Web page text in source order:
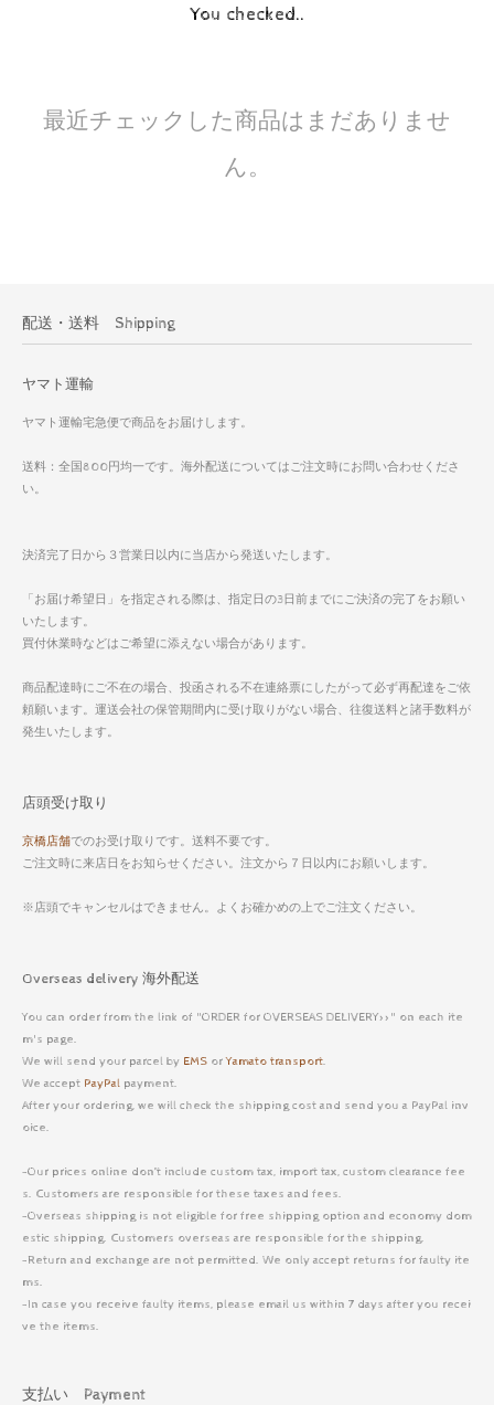
You checked..
最近チェックした商品はまだありませ
ん。
配送・送料 Shipping
ヤマト運輸
ヤマト運輸宅急便で商品をお届けします。
送料：全国800円均一です。海外配送についてはご注文時にお問い合わせくださ
い。
決済完了日から３営業日以内に当店から発送いたします。
「お届け希望日」を指定される際は、指定日の3日前までにご決済の完了をお願い
いたします。
買付休業時などはご希望に添えない場合があります。
商品配達時にご不在の場合、投函される不在連絡票にしたがって必ず再配達をご依
頼願います。運送会社の保管期間内に受け取りがない場合、往復送料と諸手数料が
発生いたします。
店頭受け取り
京橋店舗でのお受け取りです。送料不要です。
ご注文時に来店日をお知らせください。注文から７日以内にお願いします。
※店頭でキャンセルはできません。よくお確かめの上でご注文ください。
Overseas delivery 海外配送
You can order from the link of "ORDER for OVERSEAS DELIVERY>>" on each ite
m's page.
We will send your parcel by EMS orYamato transport.
We accept PayPal payment.
After your ordering, we will check the shipping cost and send you a PayPal inv
oice.
-Our prices online don’t include custom tax, import tax, custom clearance fee
s. Customers are responsible for these taxes and fees.
-Overseas shipping is not eligible for free shipping option and economy dom
estic shipping. Customers overseas are responsible for the shipping.
-Return and exchange are not permitted. We only accept returns for faulty ite
ms.
-In case you receive faulty items, please email us within 7 days after you recei
ve the items.
支払い Payment